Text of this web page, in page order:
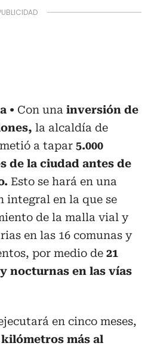
Con una inversión de
la alcaldía de
a tapar 5.000
de la ciudad antes de
Esto se hará en una
integral en la que se
de la malla vial y
en las 16 comunas y
por medio de 21
nocturnas en las vías
en cinco meses,
kilómetros más al